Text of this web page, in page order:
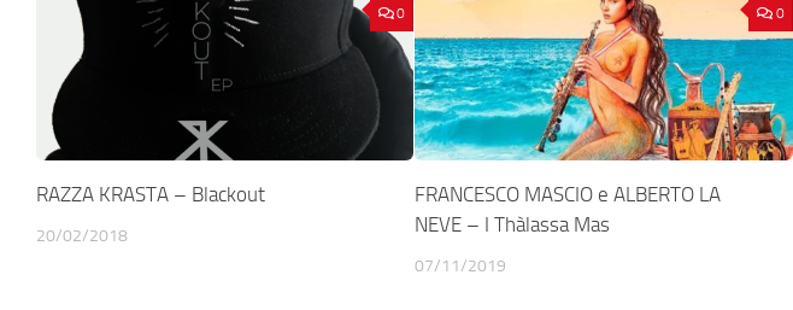
0
RAZZA KRASTA – Blackout
20/02/2018
0
FRANCESCO MASCIO e ALBERTO LA
NEVE – I Thàlassa Mas
07/11/2019